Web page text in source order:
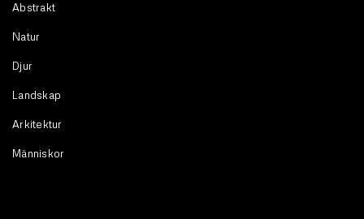
Abstrakt
Natur
Djur
Landskap
Arkitektur
Människor